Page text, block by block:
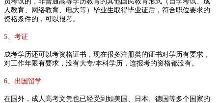
人教育、网络教育、电大等）毕业生取得毕业证后，符合职位要求的
资格条件的，可以报考。
5、考证
成考学历还可以考资格证书，现在很多注册类的证书对学历有要求，
对工作年限有要求，没有大专/本科学历，连报考的资格都没有。
6、出国留学
在国外，成人高考文凭也已经受到如美国、日本、德国等多个国家的